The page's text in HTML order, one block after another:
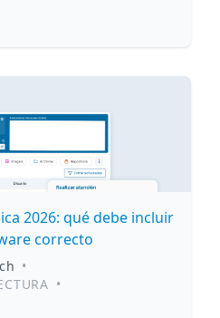
2026: qué debe incluir
correcto
•
•